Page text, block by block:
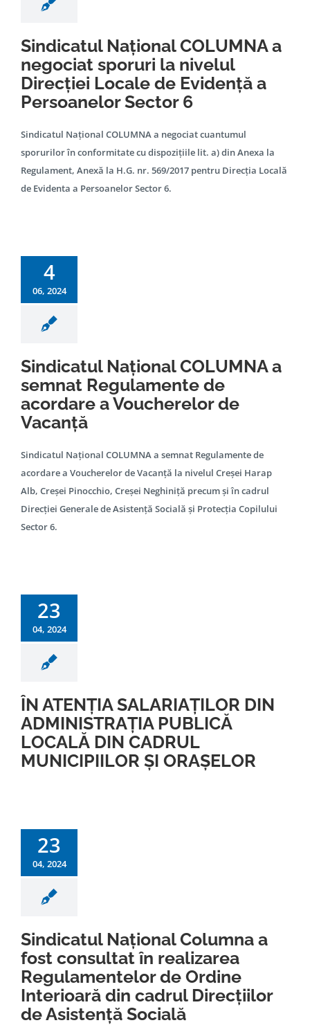
Sindicatul Național COLUMNA a
negociat sporuri la nivelul
Direcției Locale de Evidență a
Persoanelor Sector 6
Sindicatul Național COLUMNA a negociat cuantumul
sporurilor în conformitate cu dispozițiile lit. a) din Anexa la
Regulament, Anexă la H.G. nr. 569/2017 pentru Direcția Locală
de Evidenta a Persoanelor Sector 6.
4
06, 2024
Sindicatul Național COLUMNA a
semnat Regulamente de
acordare a Voucherelor de
Vacanță
Sindicatul Național COLUMNA a semnat Regulamente de
acordare a Voucherelor de Vacanță la nivelul Creșei Harap
Alb, Creșei Pinocchio, Creșei Neghiniță precum și în cadrul
Direcției Generale de Asistență Socială și Protecția Copilului
Sector 6.
23
04, 2024
ÎN ATENȚIA SALARIAȚILOR DIN
ADMINISTRAȚIA PUBLICĂ
LOCALĂ DIN CADRUL
MUNICIPIILOR ȘI ORAȘELOR
23
04, 2024
Sindicatul Național Columna a
fost consultat în realizarea
Regulamentelor de Ordine
Interioară din cadrul Direcțiilor
de Asistență Socială